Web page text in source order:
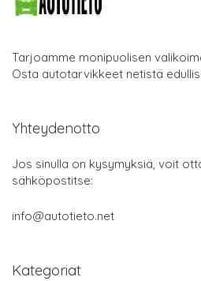
Tarjoamme monipuolisen
Osta autotarvikkeet netistä
Yhteydenotto
Jos sinulla on kysymyksiä, voit
sähköpostitse:
info@autotieto.net
Kategoriat